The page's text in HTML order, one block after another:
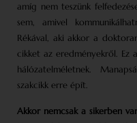
amíg nem teszünk
sem, amivel
Rékával, aki akkor a
cikket az eredményekről.
hálózat­elméletnek.
szakcikk erre épít.
Akkor nemcsak a sikerben